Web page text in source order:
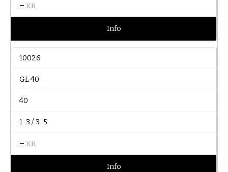
– KR
Info
10026
GL 40
40
1-3 / 3-5
– KR
Info